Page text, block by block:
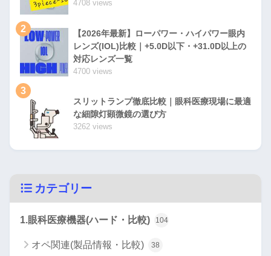
4708 views
2
【2026年最新】ローパワー・ハイパワー眼内
レンズ(IOL)比較｜+5.0D以下・+31.0D以上の
対応レンズ一覧
4700 views
3
スリットランプ徹底比較｜眼科医療現場に最適
な細隙灯顕微鏡の選び方
3262 views
カテゴリー
1.眼科医療機器(ハード・比較) 104
オペ関連(製品情報・比較) 38